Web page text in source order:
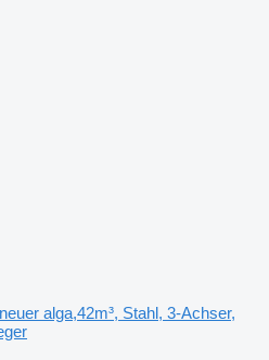
neuer alga,42m³, Stahl, 3-Achser,